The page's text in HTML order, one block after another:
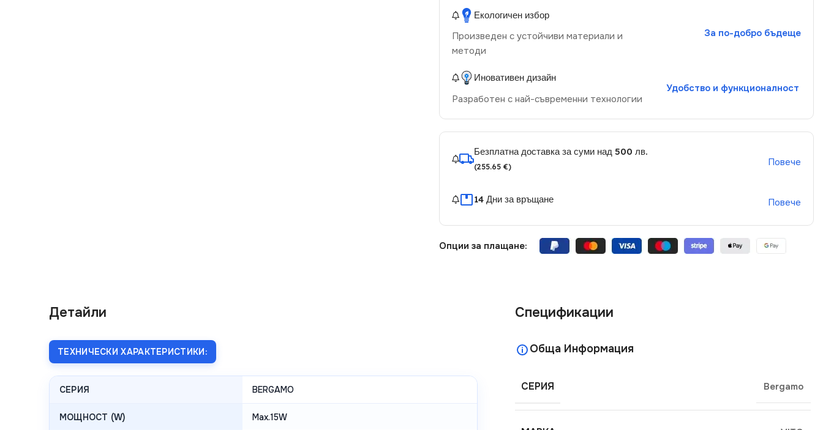
Екологичен избор
Произведен с устойчиви материали и
методи
За по-добро бъдеще
Иновативен дизайн
Разработен с най-съвременни технологии
Удобство и функционалност
Безплатна доставка за суми над 500 лв.
(255.65 €) Повече
14 Дни за връщане Повече
Опции за плащане:
Детайли
ТЕХНИЧЕСКИ ХАРАКТЕРИСТИКИ:
СЕРИЯ BERGAMO
МОЩНОСТ (W) Max.15W
Спецификации
Обща Информация
СЕРИЯ Bergamo